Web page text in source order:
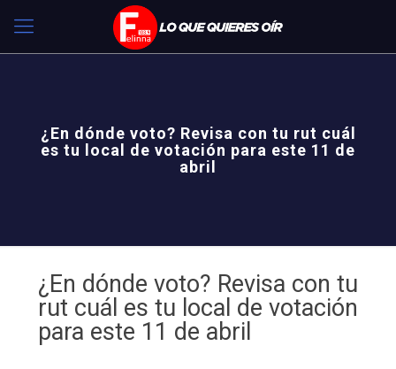
¿En dónde voto? Revisa con tu rut cuál
es tu local de votación para este 11 de
abril
¿En dónde voto? Revisa con tu
rut cuál es tu local de votación
para este 11 de abril